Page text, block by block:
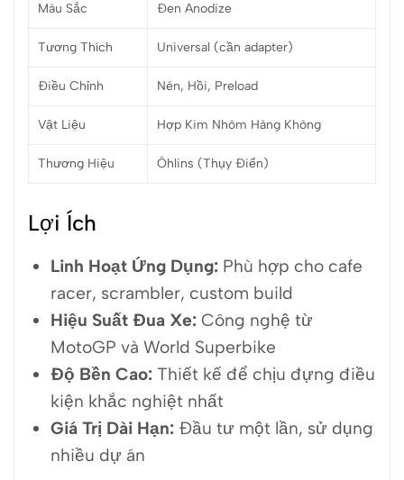
Màu Sắc Đen Anodize
Tương Thích Universal (cần adapter)
Điều Chỉnh Nén, Hồi, Preload
Vật Liệu Hợp Kim Nhôm Hàng Không
Thương Hiệu Öhlins (Thụy Điển)
Lợi Ích
Linh Hoạt Ứng Dụng:Phù hợp cho cafe
racer, scrambler, custom build
Hiệu Suất Đua Xe:Công nghệ từ
MotoGP và World Superbike
Độ Bền Cao:Thiết kế để chịu đựng điều
kiện khắc nghiệt nhất
Giá Trị Dài Hạn:Đầu tư một lần, sử dụng
nhiều dự án